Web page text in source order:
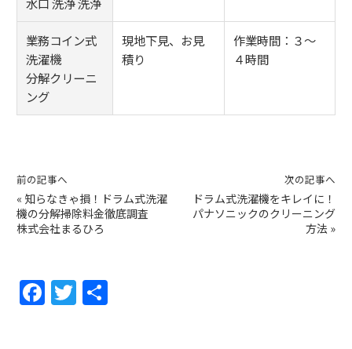
業務コイン式
洗濯機
分解クリーニ
ング
現地下見、お見
積り
作業時間：３～
４時間
前の記事へ
« 知らなきゃ損！ドラム式洗濯
機の分解掃除料金徹底調査
株式会社まるひろ
次の記事へ
ドラム式洗濯機をキレイに！
パナソニックのクリーニング
方法 »
F T